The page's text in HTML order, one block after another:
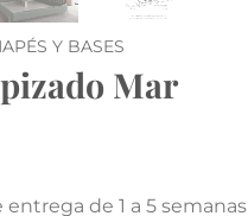
Y BASES
Mar
entrega de 1 a 5 semanas